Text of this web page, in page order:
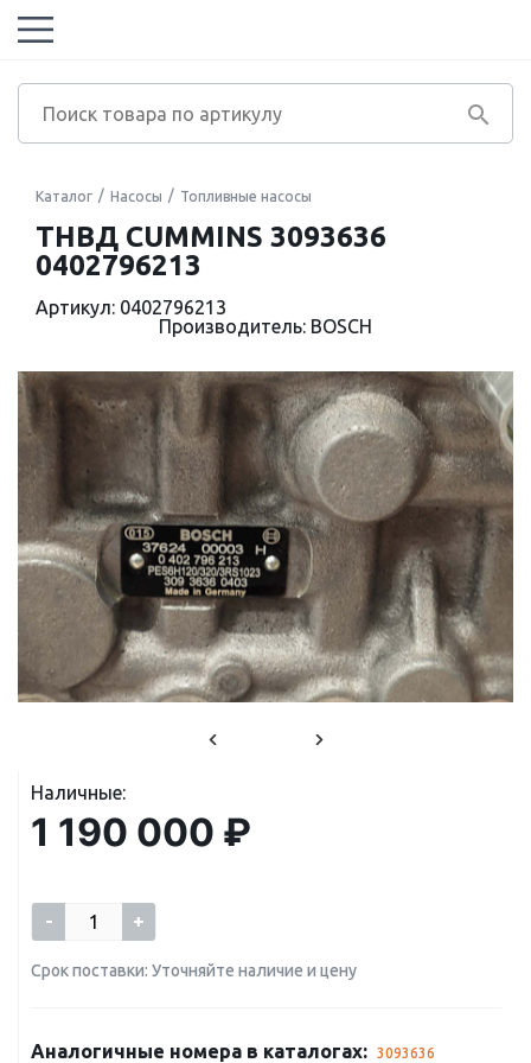
Каталог Насосы Топливные насосы
ТНВД CUMMINS 3093636
0402796213
Артикул: 0402796213
Производитель: BOSCH
Наличные:
1 190 000 ₽
- +
Срок поставки: Уточняйте наличие и цену
Аналогичные номера в каталогах: 3093636